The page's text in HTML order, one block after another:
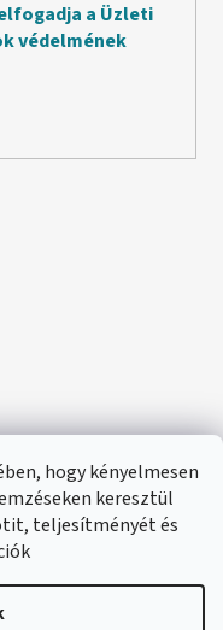
hogy kényelmesen
keresztül
teljesítményét és
a Üzleti
védelmének